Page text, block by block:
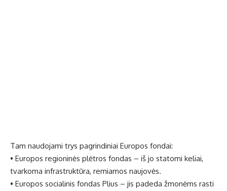
Tam naudojami trys pagrindiniai Europos fondai:
• Europos regioninės plėtros fondas – iš jo statomi keliai,
tvarkoma infrastruktūra, remiamos naujovės.
• Europos socialinis fondas Plius – jis padeda žmonėms rasti